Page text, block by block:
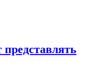
представлять